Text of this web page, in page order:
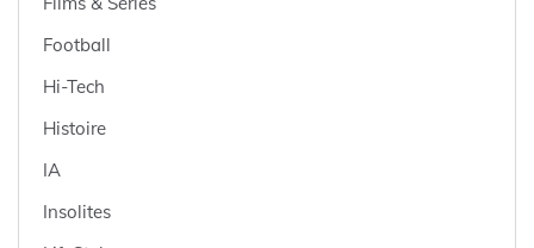
Football
Hi-Tech
Histoire
IA
Insolites